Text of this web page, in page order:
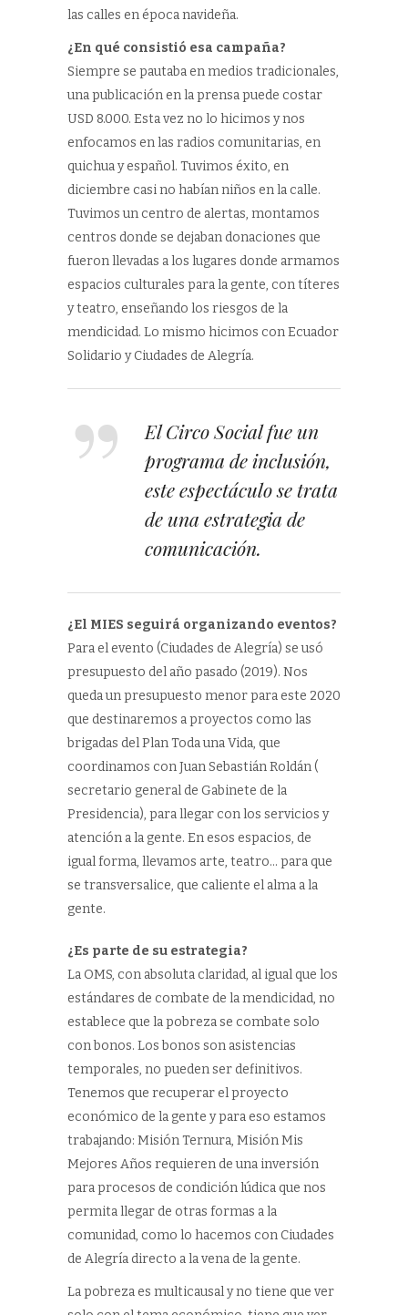
las calles en época navideña.
¿En qué consistió esa campaña?
Siempre se pautaba en medios tradicionales,
una publicación en la prensa puede costar
USD 8.000. Esta vez no lo hicimos y nos
enfocamos en las radios comunitarias, en
quichua y español. Tuvimos éxito, en
diciembre casi no habían niños en la calle.
Tuvimos un centro de alertas, montamos
centros donde se dejaban donaciones que
fueron llevadas a los lugares donde armamos
espacios culturales para la gente, con títeres
y teatro, enseñando los riesgos de la
mendicidad. Lo mismo hicimos con Ecuador
Solidario y Ciudades de Alegría.
El Circo Social fue un
programa de inclusión,
este espectáculo se trata
de una estrategia de
comunicación.
¿El MIES seguirá organizando eventos?
Para el evento (Ciudades de Alegría) se usó
presupuesto del año pasado (2019). Nos
queda un presupuesto menor para este 2020
que destinaremos a proyectos como las
brigadas del Plan Toda una Vida, que
coordinamos con Juan Sebastián Roldán (
secretario general de Gabinete de la
Presidencia), para llegar con los servicios y
atención a la gente. En esos espacios, de
igual forma, llevamos arte, teatro… para que
se transversalice, que caliente el alma a la
gente.
¿Es parte de su estrategia?
La OMS, con absoluta claridad, al igual que los
estándares de combate de la mendicidad, no
establece que la pobreza se combate solo
con bonos. Los bonos son asistencias
temporales, no pueden ser definitivos.
Tenemos que recuperar el proyecto
económico de la gente y para eso estamos
trabajando: Misión Ternura, Misión Mis
Mejores Años requieren de una inversión
para procesos de condición lúdica que nos
permita llegar de otras formas a la
comunidad, como lo hacemos con Ciudades
de Alegría directo a la vena de la gente.
La pobreza es multicausal y no tiene que ver